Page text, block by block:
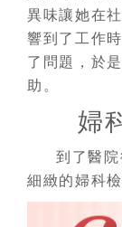
異味讓她在
響到了工作
了問題，於
助。
婦
到了醫
細緻的婦科檢